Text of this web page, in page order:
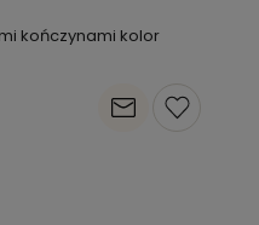
kończynami kolor